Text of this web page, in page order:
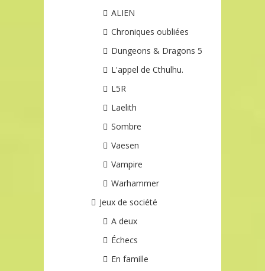
ALIEN
Chroniques oubliées
Dungeons & Dragons 5
L'appel de Cthulhu.
L5R
Laelith
Sombre
Vaesen
Vampire
Warhammer
Jeux de société
A deux
Échecs
En famille